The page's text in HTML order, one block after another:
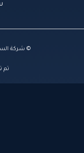
© شركة
تم